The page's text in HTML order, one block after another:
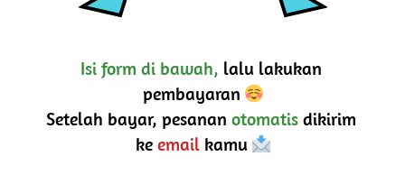
Isi form di bawah, lalu lakukan
pembayaran
Setelah bayar, pesanan otomatis dikirim
ke email kamu